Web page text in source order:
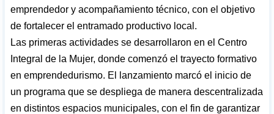
emprendedor y acompañamiento técnico, con el objetivo
de fortalecer el entramado productivo local.
Las primeras actividades se desarrollaron en el Centro
Integral de la Mujer, donde comenzó el trayecto formativo
en emprendedurismo. El lanzamiento marcó el inicio de
un programa que se despliega de manera descentralizada
en distintos espacios municipales, con el fin de garantizar